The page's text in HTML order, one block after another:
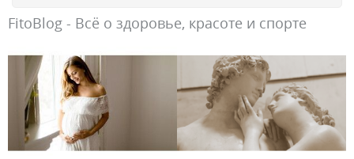
FitoBlog - Всё о здоровье, красоте и спорте